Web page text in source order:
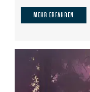
MEHR ERFAHREN